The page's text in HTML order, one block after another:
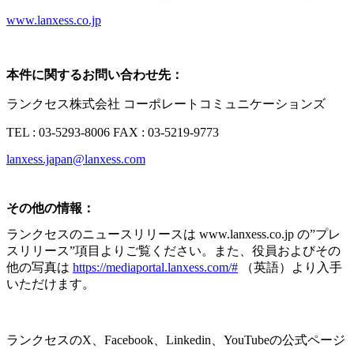
www.lanxess.co.jp
本件に関するお問い合わせ先：
ランクセス株式会社 コーポレートコミュニケーションズ
TEL : 03-5293-8006 FAX : 03-5219-9773
lanxess.japan@lanxess.com
その他の情報：
ランクセスのニュースリリースは www.lanxess.co.jp の”プレ
スリリース”項目よりご覧ください。また、役員およびその
他の写真は https://mediaportal.lanxess.com/#
（英語）より入手
いただけます。
ランクセスのX Facebook Linkedin YouTubeの公式ページ